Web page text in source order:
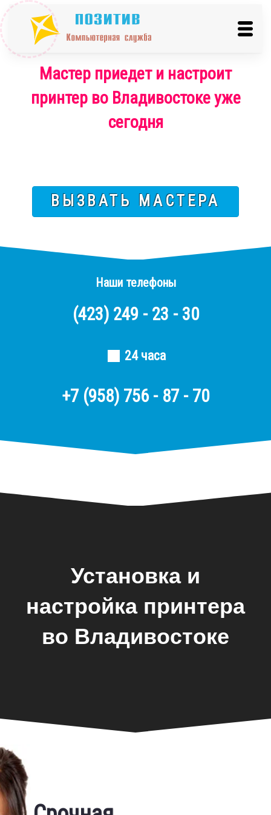
Мастер приедет и настроит
принтер во Владивостоке уже
сегодня
ВЫЗВАТЬ МАСТЕРА
Наши телефоны
(423) 249 - 23 - 30
24 часа
+7 (958) 756 - 87 - 70
Установка и
настройка принтера
во Владивостоке
Фирменная гарантия